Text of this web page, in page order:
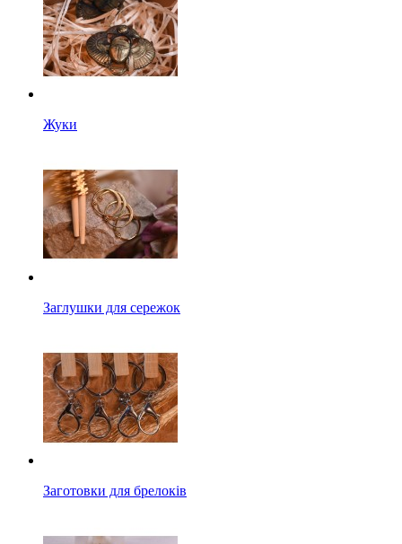
Жуки
Заглушки для сережок
Заготовки для брелоків